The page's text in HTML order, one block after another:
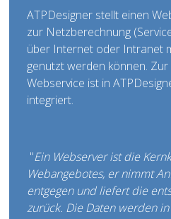
ATPDesigner stellt einen
zur Netzberechnung
über Internet oder Intranet
genutzt werden können. Zur
Webservice ist in
integriert.
"Ein Webserver ist die
Webangebotes, er nimmt
entgegen und liefert die
zurück. Die Daten werden